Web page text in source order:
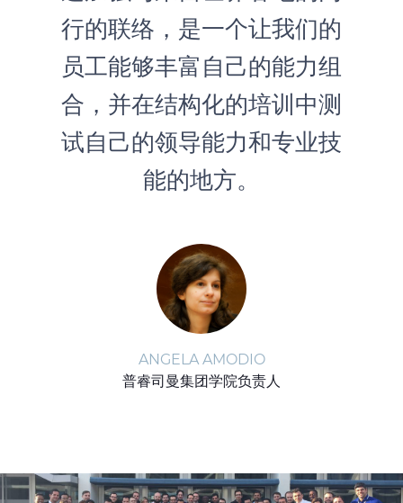
行的联络，是一个让我们的
员工能够丰富自己的能力组
合，并在结构化的培训中测
试自己的领导能力和专业技
能的地方。
ANGELA AMODIO
普睿司曼集团学院负责人